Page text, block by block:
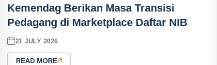
Kemendag Berikan Masa Transisi
Pedagang di Marketplace Daftar NIB
21 JULY 2026
READ MORE